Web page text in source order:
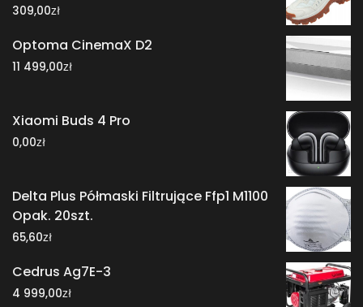
309,00zł
Optoma CinemaX D2
11 499,00zł
Xiaomi Buds 4 Pro
0,00zł
Delta Plus Półmaski Filtrujące Ffp1 M1100
Opak. 20szt.
65,60zł
Cedrus Ag7E-3
4 999,00zł